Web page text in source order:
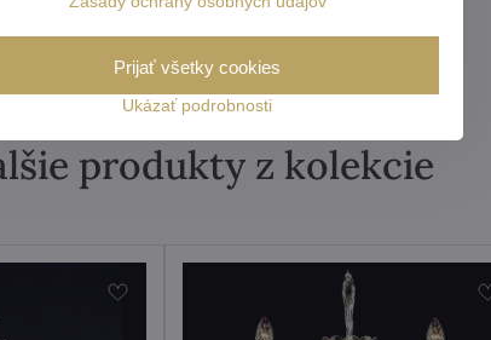
produkty z kolekcie
Ukázať podrobnosti
Prijať všetky cookies